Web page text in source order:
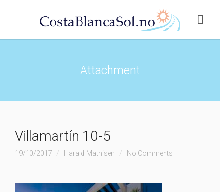
Attachment
Villamartín 10-5
19/10/2017 Harald Mathisen No Comments